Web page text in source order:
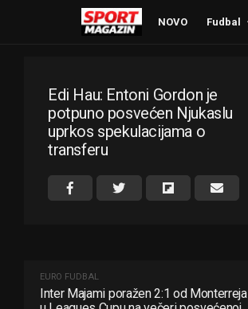
NOVO Fudbal
Edi Hau: Entoni Gordon je
potpuno posvećen Njukaslu
uprkos spekulacijama o
transferu
EURO FUDBAL
Inter Majami poražen 2:1 od Monterreja